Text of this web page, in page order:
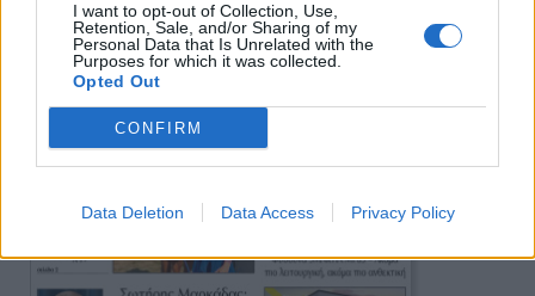
I want to opt-out of Collection, Use,
Retention, Sale, and/or Sharing of my
Personal Data that Is Unrelated with the
Purposes for which it was collected.
Opted Out
CONFIRM
Data Deletion Data Access Privacy Policy